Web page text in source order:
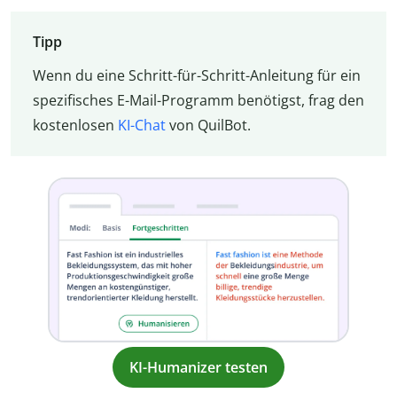
Tipp
Wenn du eine Schritt-für-Schritt-Anleitung für ein
spezifisches E-Mail-Programm benötigst, frag den
kostenlosen KI-Chatvon QuilBot.
KI-Humanizer testen